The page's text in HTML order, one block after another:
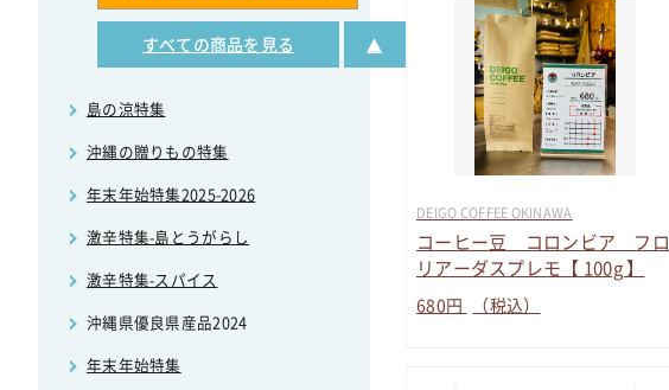
DEIGO COFFEE OKINAWA
コーヒー豆 コロンビア フロ
リアーダスプレモ【 100g 】
680円 （税込）
すべての商品を見る ▲
島の涼特集
沖縄の贈りもの特集
年末年始特集2025-2026
激辛特集-島とうがらし
激辛特集-スパイス
沖縄県優良県産品2024
年末年始特集